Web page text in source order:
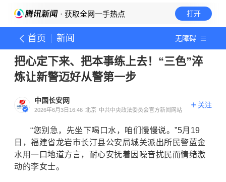
· 获取全网一手热点 打开
首页 新闻 无障碍
把心定下来、把本事练上去！“三色”淬
炼让新警迈好从警第一步
中国长安网
2026年6月3日16:46 北京 中共中央政法委员会官方新闻网站
关注
“您别急，先坐下喝口水，咱们慢慢说。”5月19
日，福建省龙岩市长汀县公安局城关派出所民警蓝金
水用一口地道方言，耐心安抚着因噪音扰民而情绪激
动的李女士。